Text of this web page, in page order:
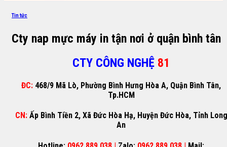
Tin tức
Cty nap mực máy in tận nơi ở quận bình tân
CTY CÔNG NGHỆ 81
ĐC: 468/9 Mã Lò, Phường Bình Hưng Hòa A, Quận Bình Tân,
Tp.HCM
CN: Ấp Bình Tiền 2, Xã Đức Hòa Hạ, Huyện Đức Hòa, Tỉnh Long
An